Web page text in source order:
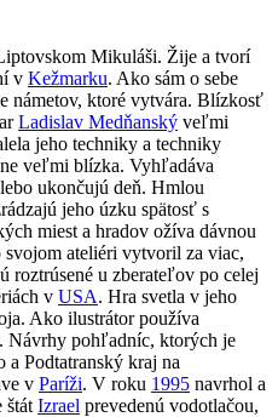
Mikuláši. Žije a tvorí
v Kežmarku. Ako sám o sebe
námetov, ktoré vytvára. Blízkosť
Ladislav Medňanský veľmi
jeho techniky a techniky
veľmi blízka. Vyhľadáva
ukončujú deň. Hmlou
jeho úzku spätosť s
miest a hradov ožíva dávnou
ateliéri vytvoril za viac,
roztrúsené u zberateľov po celej
v USA. Hra svetla v jeho
Ako ilustrátor používa
Návrhy pohľadníc, ktorých je
a Podtatranský kraj na
v Paríži. V roku 1995 navrhol a
štát Izrael prevedenú vodotlačou,